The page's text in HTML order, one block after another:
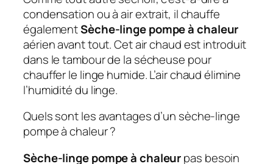
condensation ou à air extrait, il chauffe
égalementSèche-linge pompe à chaleur
aérien avant tout. Cet air chaud est introduit
dans le tambour de la sécheuse pour
chauffer le linge humide. L’air chaud élimine
l’humidité du linge.
Quels sont les avantages d’un sèche-linge
pompe à chaleur ?
Sèche-linge pompe à chaleurpas besoin